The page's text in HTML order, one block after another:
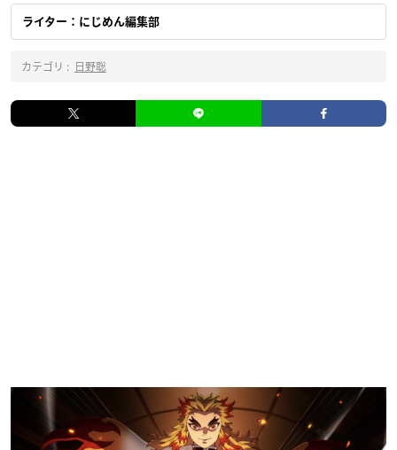
ライター：にじめん編集部
カテゴリ : 日野聡